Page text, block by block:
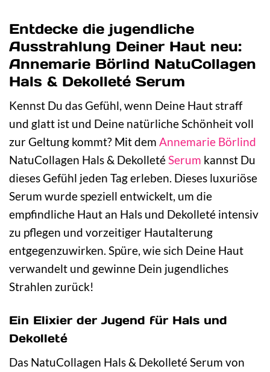
Entdecke die jugendliche
Ausstrahlung Deiner Haut neu:
Annemarie Börlind NatuCollagen
Hals & Dekolleté Serum
Kennst Du das Gefühl, wenn Deine Haut straff
und glatt ist und Deine natürliche Schönheit voll
zur Geltung kommt? Mit dem Annemarie Börlind
NatuCollagen Hals & DekolletéSerum kannst Du
dieses Gefühl jeden Tag erleben. Dieses luxuriöse
Serum wurde speziell entwickelt, um die
empfindliche Haut an Hals und Dekolleté intensiv
zu pflegen und vorzeitiger Hautalterung
entgegenzuwirken. Spüre, wie sich Deine Haut
verwandelt und gewinne Dein jugendliches
Strahlen zurück!
Ein Elixier der Jugend für Hals und
Dekolleté
Das NatuCollagen Hals & Dekolleté Serum von